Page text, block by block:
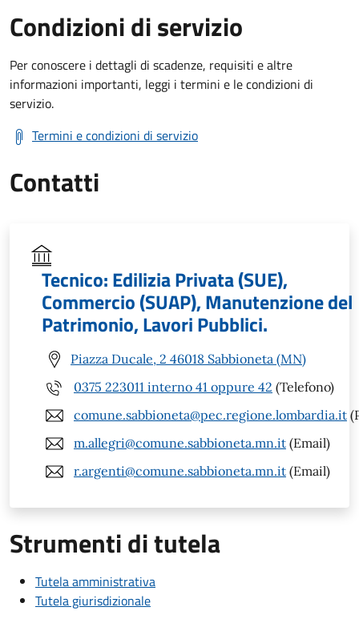
Condizioni di servizio
Per conoscere i dettagli di scadenze, requisiti e altre
informazioni importanti, leggi i termini e le condizioni di
servizio.
Termini e condizioni di servizio
Contatti
Tecnico: Edilizia Privata (SUE),
Commercio (SUAP), Manutenzione del
Patrimonio, Lavori Pubblici.
Piazza Ducale, 2 46018 Sabbioneta (MN)
0375 223011 interno 41 oppure 42 (Telefono)
comune.sabbioneta@pec.regione.lombardia.it
m.allegri@comune.sabbioneta.mn.it (Email)
r.argenti@comune.sabbioneta.mn.it (Email)
Strumenti di tutela
Tutela amministrativa
Tutela giurisdizionale